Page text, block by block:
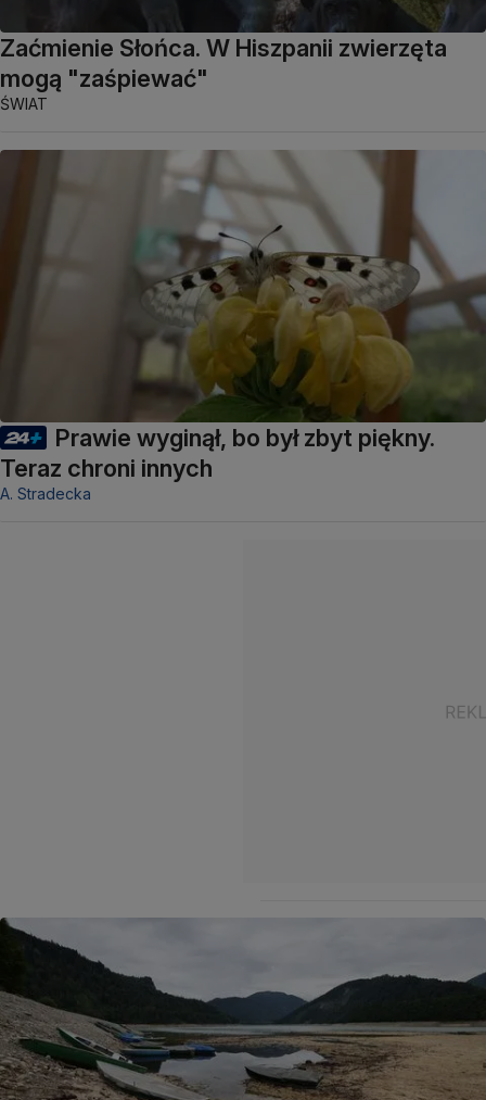
Zaćmienie Słońca. W Hiszpanii zwierzęta
mogą "zaśpiewać"
ŚWIAT
Prawie wyginął, bo był zbyt piękny.
Teraz chroni innych
A. Stradecka